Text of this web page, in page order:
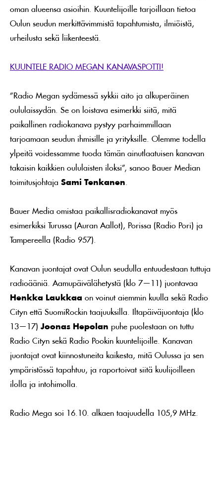
oman alueensa asioihin. Kuuntelijoille tarjoillaan tietoa
Oulun seudun merkittävimmistä tapahtumista, ilmiöistä,
urheilusta sekä liikenteestä.
KUUNTELE RADIO MEGAN KANAVASPOTTI!
”Radio Megan sydämessä sykkii aito ja alkuperäinen
oululaissydän. Se on loistava esimerkki siitä, mitä
paikallinen radiokanava pystyy parhaimmillaan
tarjoamaan seudun ihmisille ja yrityksille. Olemme todella
ylpeitä voidessamme tuoda tämän ainutlaatuisen kanavan
takaisin kaikkien oululaisten iloksi”, sanoo Bauer Median
toimitusjohtaja Sami Tenkanen
Bauer Media omistaa paikallisradiokanavat myös
esimerkiksi Turussa (Auran Aallot), Porissa (Radio Pori) ja
Tampereella (Radio 957).
Kanavan juontajat ovat Oulun seudulla entuudestaan tuttuja
radioääniä. Aamupäivälähetystä (klo 7—11) juontavaa
Henkka Laukkaa on voinut aiemmin kuulla sekä Radio
Cityn että SuomiRockin taajuuksilla. Iltapäiväjuontaja (klo
13—17) Joonas Hepolan puhe puolestaan on tuttu
Radio Cityn sekä Radio Pookin kuuntelijoille. Kanavan
juontajat ovat kiinnostuneita kaikesta, mitä Oulussa ja sen
ympäristössä tapahtuu, ja raportoivat siitä kuulijoilleen
ilolla ja intohimolla.
Radio Mega soi 16.10. alkaen taajuudella 105,9 MHz.